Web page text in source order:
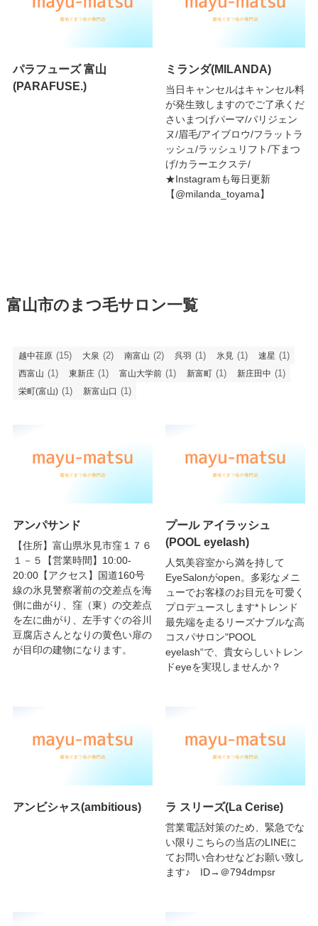
パラフューズ 富山
(PARAFUSE.)
ミランダ(MILANDA)
当日キャンセルはキャンセル料
が発生致しますのでご了承くだ
さいまつげパーマ/パリジェン
ヌ/眉毛/アイブロウ/フラットラ
ッシュ/ラッシュリフト/下まつ
げ/カラーエクステ/
★Instagramも毎日更新
【@milanda_toyama】
富山市のまつ毛サロン一覧
越中荏原 (15) 大泉 (2) 南富山 (2) 呉羽 (1) 氷見 (1) 速星 (1)
西富山 (1) 東新庄 (1) 富山大学前 (1) 新富町 (1) 新庄田中 (1)
栄町(富山) (1) 新富山口 (1)
アンパサンド
【住所】富山県氷見市窪１７６
１－５【営業時間】10:00-
20:00【アクセス】国道160号
線の氷見警察署前の交差点を海
側に曲がり、窪（東）の交差点
を左に曲がり、左手すぐの谷川
豆腐店さんとなりの黄色い扉の
が目印の建物になります。
プール アイラッシュ
(POOL eyelash)
人気美容室から満を持して
EyeSalonがopen。多彩なメニ
ューでお客様のお目元を可愛く
プロデュースします*トレンド
最先端を走るリーズナブルな高
コスパサロン"POOL
eyelash“で、貴女らしいトレン
ドeyeを実現しませんか？
アンビシャス(ambitious) ラ スリーズ(La Cerise)
営業電話対策のため、緊急でな
い限りこちらの当店のLINEに
てお問い合わせなどお願い致し
ます♪ ID→＠794dmpsr